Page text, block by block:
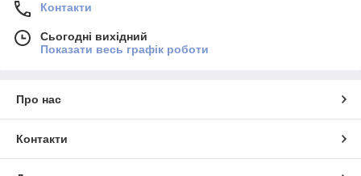
Контакти
Сьогодні вихідний
Показати весь графік роботи
Про нас
Контакти